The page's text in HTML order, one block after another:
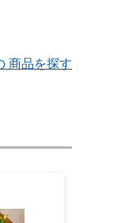
商品を探す